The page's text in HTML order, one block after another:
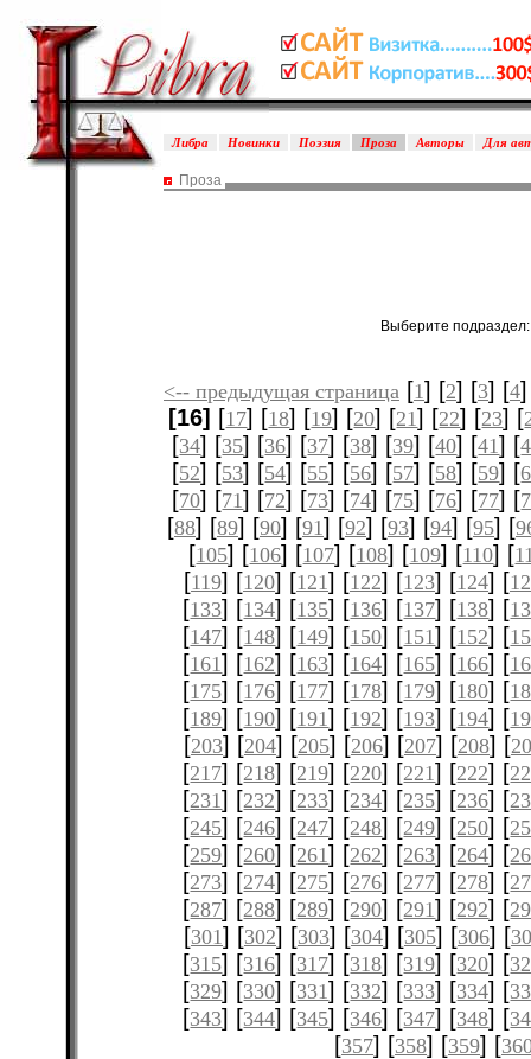
Либра Новинки Поэзия Проза Авторы Для
Проза
Выберите
<-- предыдущая страница [1] [2] [3] [4
[16] [17] [18] [19] [20] [21] [22] [23] [
[34] [35] [36] [37] [38] [39] [40] [41] [
[52] [53] [54] [55] [56] [57] [58] [59] [
[70] [71] [72] [73] [74] [75] [76] [77] [
[88] [89] [90] [91] [92] [93] [94] [95] [
[105] [106] [107] [108] [109] [110] [
[119] [120] [121] [122] [123] [124] [
[133] [134] [135] [136] [137] [138] [
[147] [148] [149] [150] [151] [152] [
[161] [162] [163] [164] [165] [166] [
[175] [176] [177] [178] [179] [180] [
[189] [190] [191] [192] [193] [194] [
[203] [204] [205] [206] [207] [208] [
[217] [218] [219] [220] [221] [222] [
[231] [232] [233] [234] [235] [236] [
[245] [246] [247] [248] [249] [250] [
[259] [260] [261] [262] [263] [264] [
[273] [274] [275] [276] [277] [278] [
[287] [288] [289] [290] [291] [292] [
[301] [302] [303] [304] [305] [306] [
[315] [316] [317] [318] [319] [320] [
[329] [330] [331] [332] [333] [334] [
[343] [344] [345] [346] [347] [348] [
[357] [358] [359] [